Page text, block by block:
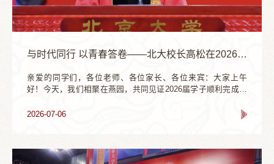
​与时代同行 以青春答卷——北大校长高松在2026年毕业典礼上的讲话
亲爱的同学们，各位老师、各位家长、各位来宾：大家上午
好！今天，我们相聚在燕园，共同见证2026届学子顺利完成学
师、每一位家长一样，既满怀欣慰，又充满期待。在此，我代
工作一个多月来，我时常见到大家在校园里“打卡”拍照，这是毕
业季里最美的画面。那一幕幕定格的瞬间，...
2026-07-06